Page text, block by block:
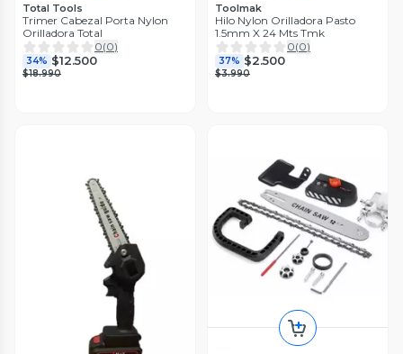
Total Tools
Trimer Cabezal Porta Nylon
Orilladora Total
0(0)
34% $12.500
$18.990
Toolmak
Hilo Nylon Orilladora Pasto
1.5mm X 24 Mts Tmk
0(0)
37% $2.500
$3.990